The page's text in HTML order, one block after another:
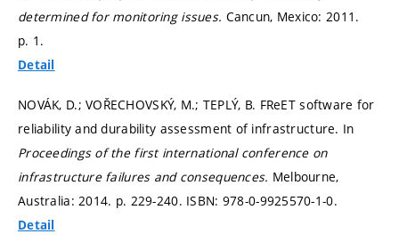
determined for monitoring issues. Cancun, Mexico: 2011.
p. 1.
Detail
NOVÁK, D.; VOŘECHOVSKÝ, M.; TEPLÝ, B. FReET software for
reliability and durability assessment of infrastructure. In
Proceedings of the first international conference on
infrastructure failures and consequences. Melbourne,
Australia: 2014. p. 229-240. ISBN: 978-0-9925570-1-0.
Detail